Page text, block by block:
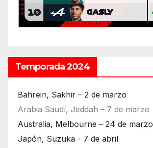
Temporada 2024
Bahrein, Sakhir – 2 de marzo
Arabia Saudí, Jeddah – 7 de marzo
Australia, Melbourne – 24 de marzo
Japón, Suzuka - 7 de abril